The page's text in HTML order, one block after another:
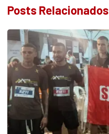
Posts Relacionados